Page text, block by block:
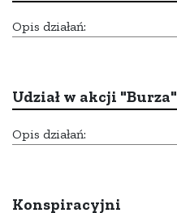
Opis działań:
Udział w akcji "Burza"
Opis działań:
Konspiracyjni